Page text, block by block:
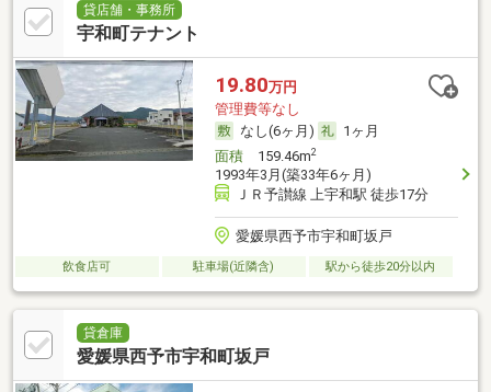
貸店舗・事務所
宇和町テナント
19.80万円
管理費等なし
なし(6ヶ月)
1ヶ月
面積159.46m2
1993年3月(築33年6ヶ月)
ＪＲ予讃線 上宇和駅 徒歩17分
愛媛県西予市宇和町坂戸
飲食店可 駐車場(近隣含) 駅から徒歩20分以内
貸倉庫
愛媛県西予市宇和町坂戸